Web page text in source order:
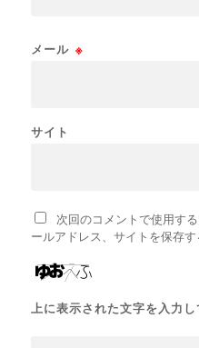
メール ※
サイト
次回のコメントで使用す
ールアドレス、サイトを保存す
上に表示された文字を入力し